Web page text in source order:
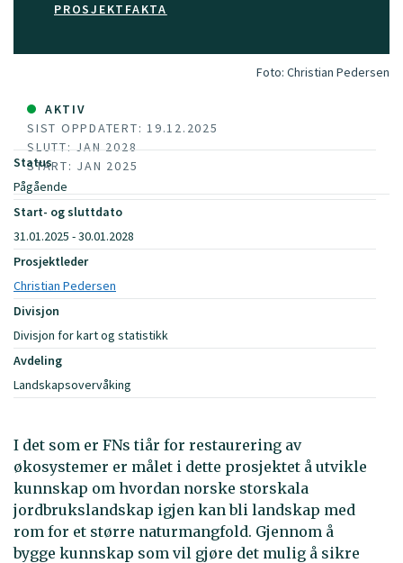
PROSJEKTFAKTA
Foto: Christian Pedersen
AKTIV
SIST OPPDATERT: 19.12.2025
SLUTT: JAN 2028
START: JAN 2025
Status
Pågående
Start- og sluttdato
31.01.2025 - 30.01.2028
Prosjektleder
Christian Pedersen
Divisjon
Divisjon for kart og statistikk
Avdeling
Landskapsovervåking
I det som er FNs tiår for restaurering av
økosystemer er målet i dette prosjektet å utvikle
kunnskap om hvordan norske storskala
jordbrukslandskap igjen kan bli landskap med
rom for et større naturmangfold. Gjennom å
bygge kunnskap som vil gjøre det mulig å sikre